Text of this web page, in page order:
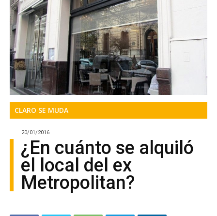
CLARO SE MUDA
20/01/2016
¿En cuánto se alquiló
el local del ex
Metropolitan?